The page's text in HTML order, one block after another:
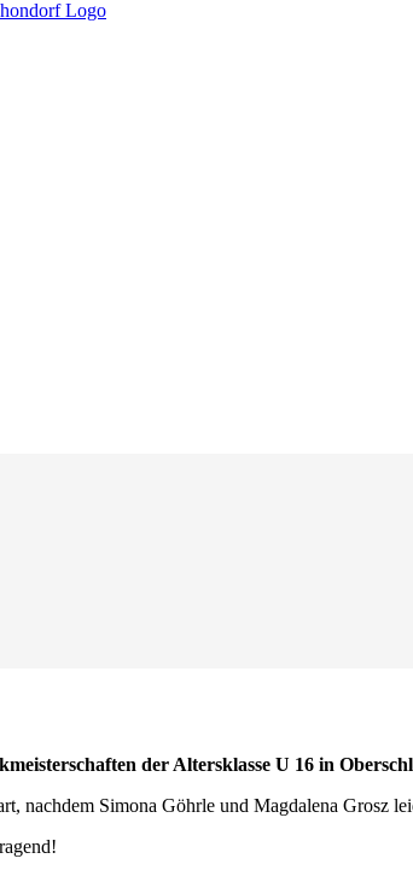
der Altersklasse U 16 in
nachdem Simona Göhrle und Magdalena Grosz